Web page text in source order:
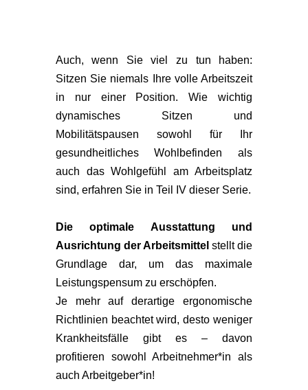
Auch, wenn Sie viel zu tun haben:
Sitzen Sie niemals Ihre volle Arbeitszeit
in nur einer Position. Wie wichtig
dynamisches Sitzen und
Mobilitätspausen sowohl für Ihr
gesundheitliches Wohlbefinden als
auch das Wohlgefühl am Arbeitsplatz
sind, erfahren Sie in Teil IV dieser Serie.
Die optimale Ausstattung und
Ausrichtung der Arbeitsmittel stellt die
Grundlage dar, um das maximale
Leistungspensum zu erschöpfen.
Je mehr auf derartige ergonomische
Richtlinien beachtet wird, desto weniger
Krankheitsfälle gibt es – davon
profitieren sowohl Arbeitnehmer*in als
auch Arbeitgeber*in!